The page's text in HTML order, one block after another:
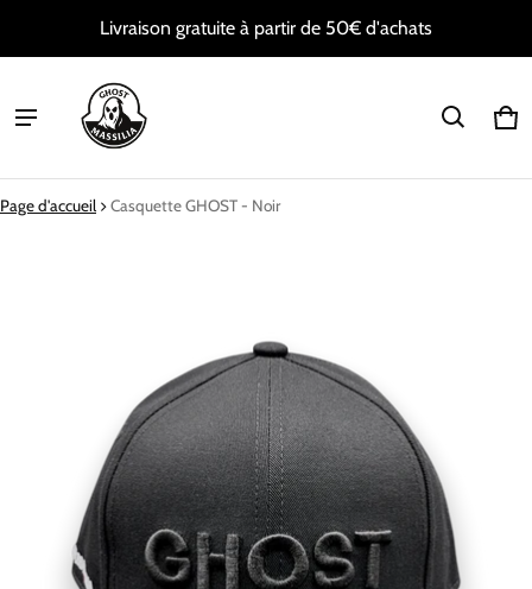
Livraison gratuite à partir de 50€ d'achats
0
Page d'accueil Casquette GHOST - Noir